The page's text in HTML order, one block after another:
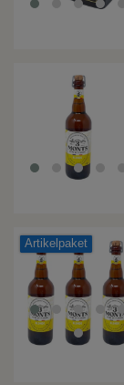
Artikelpaket